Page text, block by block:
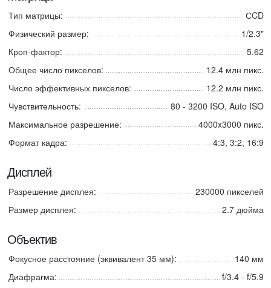
Тип матрицы:
СCD
Физический размер:
1/2.3"
Кроп-фактор:
5.62
Общее число пикселов:
12.4 млн пикс.
Число эффективных пикселов:
12.2 млн пикс.
Чувствительность:
80 - 3200 ISO, Auto ISO
Максимальное разрешение:
4000x3000 пикс.
Формат кадра:
4:3, 3:2, 16:9
Дисплей
Разрешение дисплея:
230000 пикселей
Размер дисплея:
2.7 дюйма
Объектив
Фокусное расстояние (эквивалент 35 мм):
140 мм
Диафрагма:
f/3.4 - f/5.9